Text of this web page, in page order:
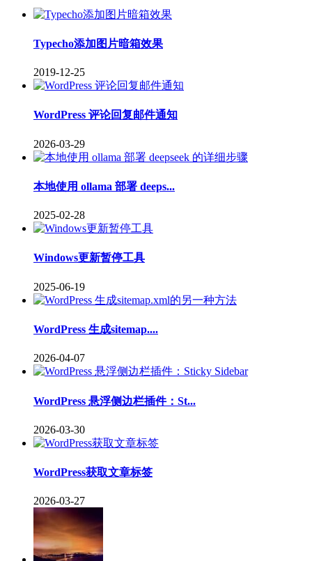
Typecho添加图片暗箱效果
2019-12-25
WordPress 评论回复邮件通知
2026-03-29
本地使用 ollama 部署 deeps...
2025-02-28
Windows更新暂停工具
2025-06-19
WordPress 生成sitemap....
2026-04-07
WordPress 悬浮侧边栏插件：St...
2026-03-30
WordPress获取文章标签
2026-03-27